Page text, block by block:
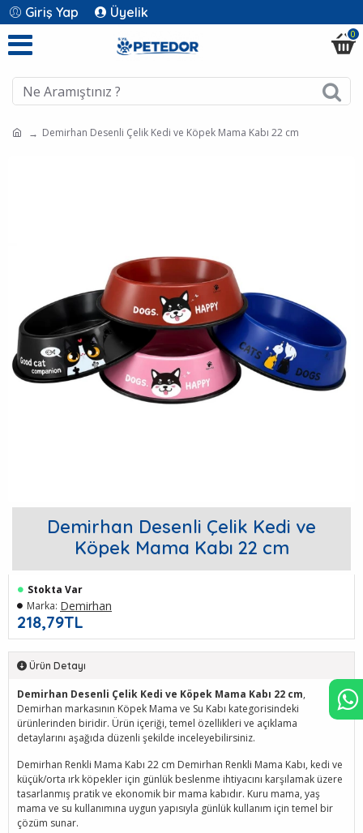
Giriş Yap Üyelik
0
Demirhan Desenli Çelik Kedi ve Köpek Mama Kabı 22 cm
Demirhan Desenli Çelik Kedi ve
Köpek Mama Kabı 22 cm
218,79TL
Stokta Var
Marka: Demirhan
Ürün Detayı
Demirhan Desenli Çelik Kedi ve Köpek Mama Kabı 22 cm,
Demirhan markasının Köpek Mama ve Su Kabı kategorisindeki
ürünlerinden biridir. Ürün içeriği, temel özellikleri ve açıklama
detaylarını aşağıda düzenli şekilde inceleyebilirsiniz.
Demirhan Renkli Mama Kabı 22 cm Demirhan Renkli Mama Kabı, kedi ve
küçük/orta ırk köpekler için günlük beslenme ihtiyacını karşılamak üzere
tasarlanmış pratik ve ekonomik bir mama kabıdır. Kuru mama, yaş
mama ve su kullanımına uygun yapısıyla günlük kullanım için temel bir
çözüm sunar.